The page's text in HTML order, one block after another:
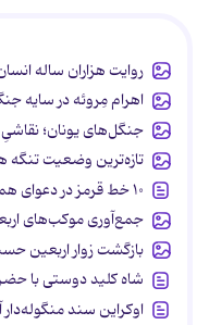
روایت هزاران ساله
اهرام مِروئه در سایه
جنگل‌های یونان؛
تازه‌ترین وضعیت تنگه
۱۰ خط قرمز در دعوای همسران
جمع‌آوری موکب‌های
بازگشت زوار اربعین
شاه کلید دوستی با
اوکراین سند منگوله‌دار